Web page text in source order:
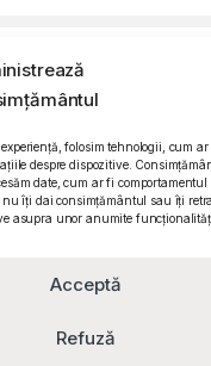
folosim tehnologii, cum
despre dispozitive.
date, cum ar fi
nu îți dai consimțământul sau îți
asupra unor anumite
Acceptă
Refuză
| Reg. com: J26/